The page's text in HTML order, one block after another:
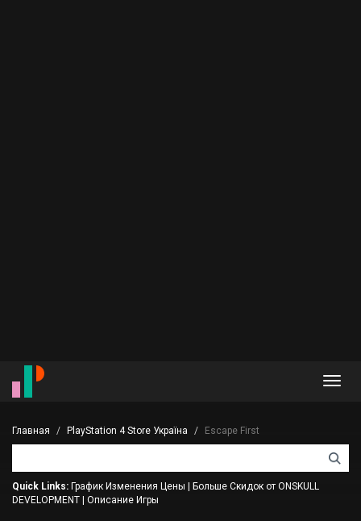
Главная PlayStation 4 Store Україна Escape First
Quick Links: График Изменения Цены
Больше Скидок от ONSKULL
DEVELOPMENT
Описание Игры